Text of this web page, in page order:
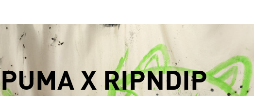
PUMA X RIPNDIP